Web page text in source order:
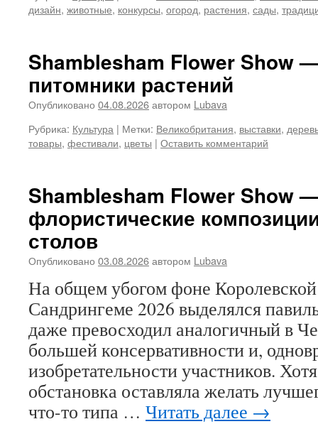
дизайн, животные, конкурсы, огород, растения, сады,
Shamblesham Flower Show
питомники растений
Опубликовано 04.08.2026автором Lubava
Рубрика: Культура | Метки: Великобритания, выставки,
товары, фестивали, цветы | Оставить комментарий
Shamblesham Flower Show
флористические
столов
Опубликовано 03.08.2026автором Lubava
На общем убогом фоне
Сандрингеме 2026 выделялся
даже превосходил аналогичный в
большей консервативности и,
изобретательности участников.
обстановка оставляла желать
что-то типа … Читать далее →